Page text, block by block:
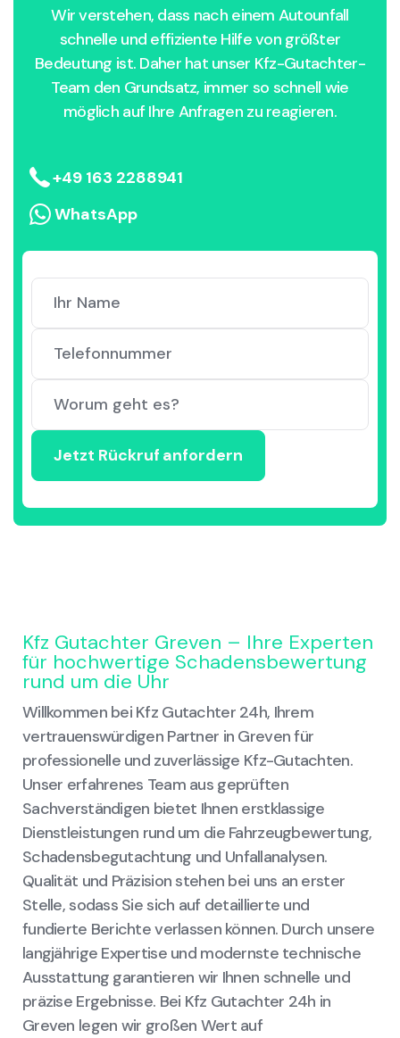
Wir verstehen, dass nach einem Autounfall
schnelle und effiziente Hilfe von größter
Bedeutung ist. Daher hat unser Kfz-Gutachter-
Team den Grundsatz, immer so schnell wie
möglich auf Ihre Anfragen zu reagieren.
+49 163 2288941
WhatsApp
Kfz Gutachter Greven – Ihre Experten
für hochwertige Schadensbewertung
rund um die Uhr
Willkommen bei Kfz Gutachter 24h, Ihrem
vertrauenswürdigen Partner in Greven für
professionelle und zuverlässige Kfz-Gutachten.
Unser erfahrenes Team aus geprüften
Sachverständigen bietet Ihnen erstklassige
Dienstleistungen rund um die Fahrzeugbewertung,
Schadensbegutachtung und Unfallanalysen.
Qualität und Präzision stehen bei uns an erster
Stelle, sodass Sie sich auf detaillierte und
fundierte Berichte verlassen können. Durch unsere
langjährige Expertise und modernste technische
Ausstattung garantieren wir Ihnen schnelle und
präzise Ergebnisse. Bei Kfz Gutachter 24h in
Greven legen wir großen Wert auf